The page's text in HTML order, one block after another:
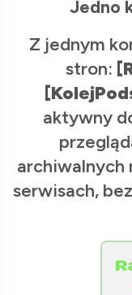
Jedno
Z jednym
stron:
aktywny
archiwalnych
serwisach,